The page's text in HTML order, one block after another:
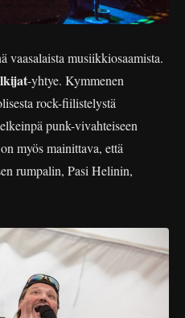
vaasalaista musiikkiosaamista.
-yhtye. Kymmenen
rock-fiilistelystä
punk-vivahteiseen
myös mainittava, että
rumpalin, Pasi Helinin,